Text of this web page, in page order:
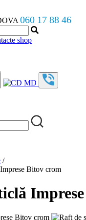
060 17 88 46
shop
/
Bitov crom